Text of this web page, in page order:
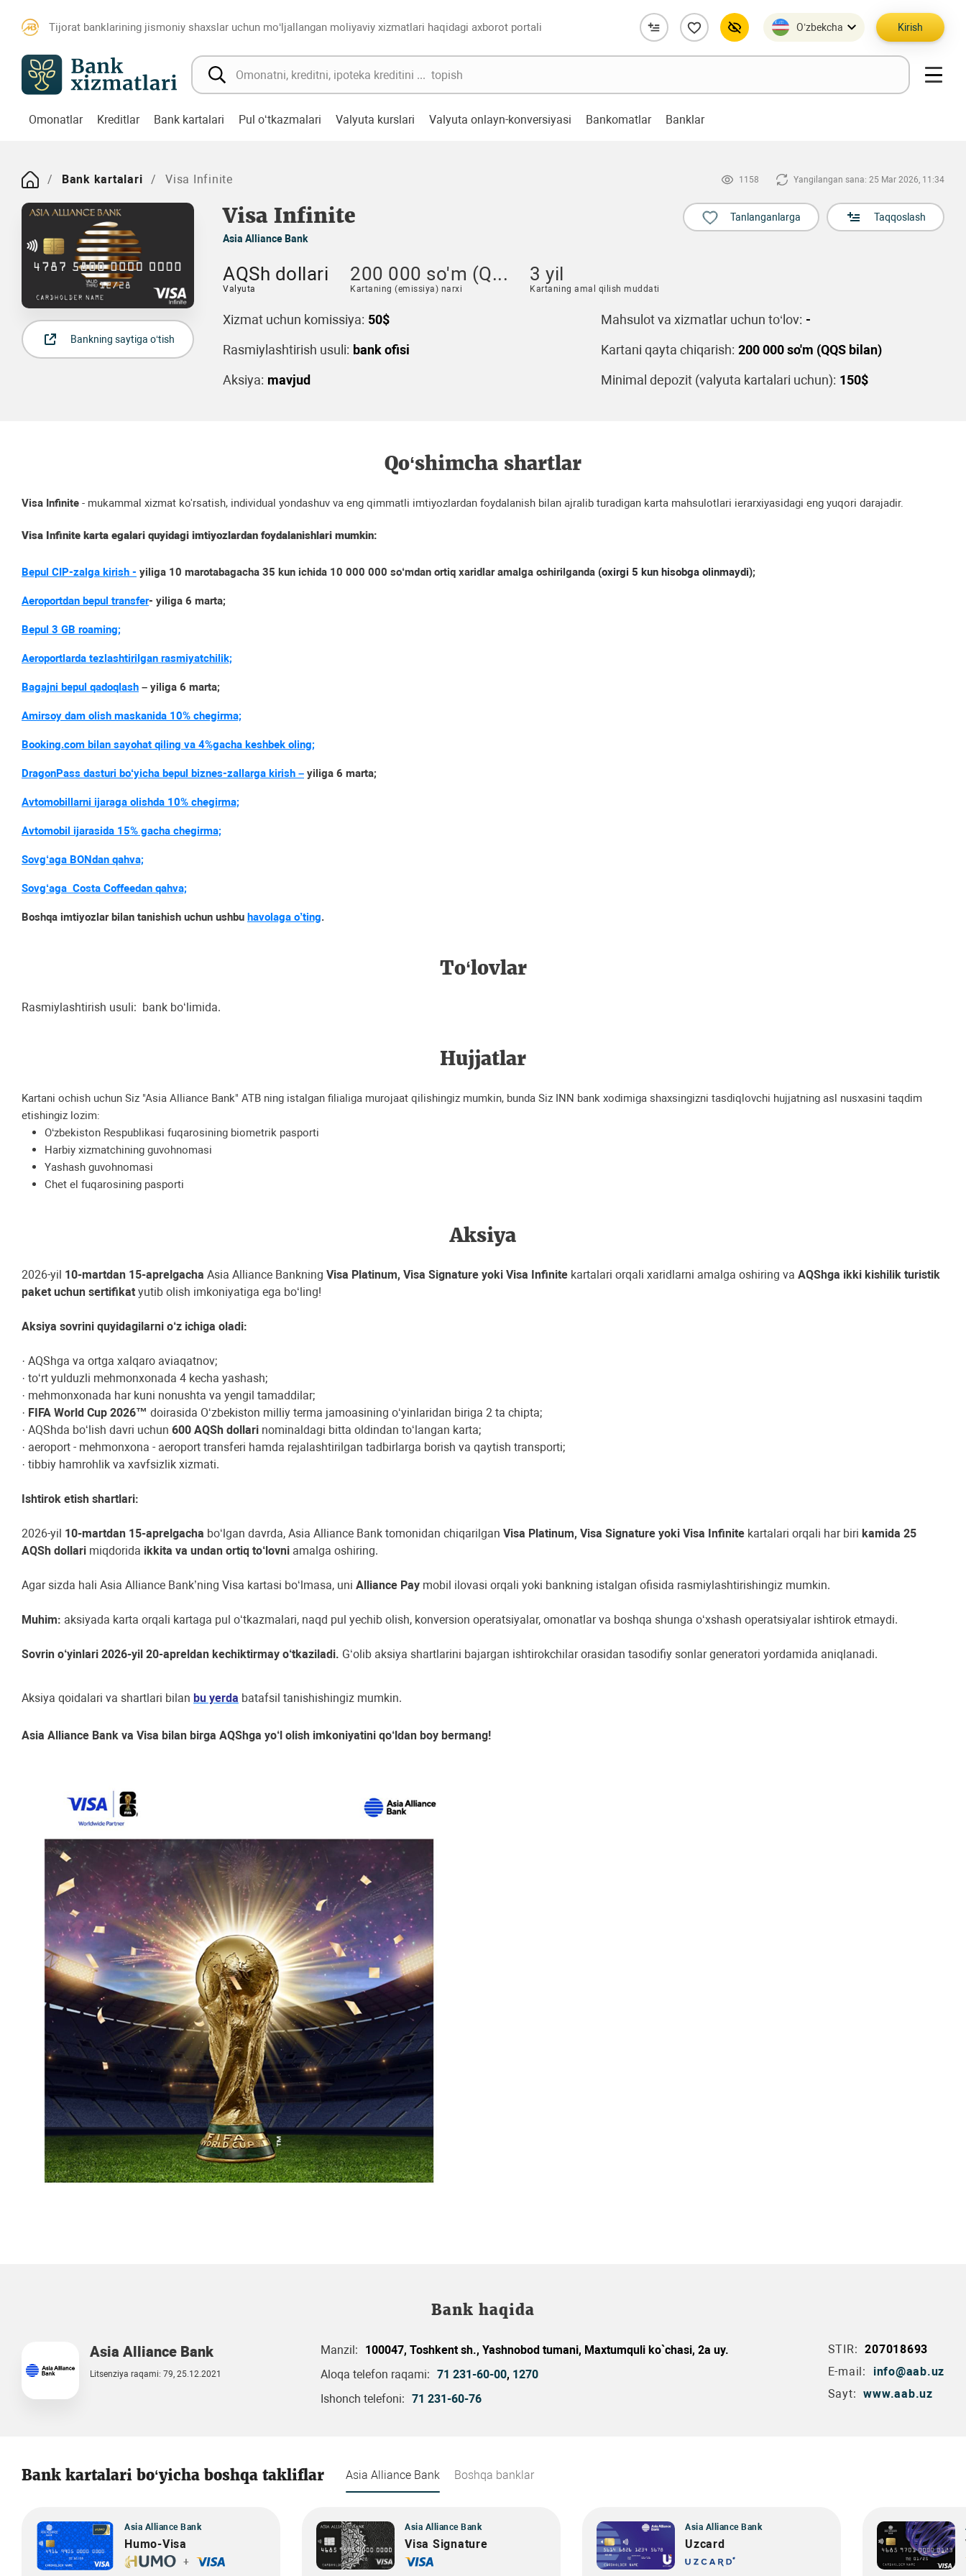
Tijorat banklarining jismoniy shaxslar uchun mo‘ljallangan moliyaviy xizmatlari haqidagi axborot portali O’zbekcha Kirish
Omonatlar Kreditlar Bank kartalari Pul o‘tkazmalari Valyuta kurslari Valyuta onlayn-konversiyasi Bankomatlar Banklar
Bank kartalari Visa Infinite 1158 Yangilangan sana: 25 Mar 2026, 11:34
Visa Infinite
Asia Alliance Bank
Tanlanganlarga Taqqoslash
Bankning saytiga o‘tish
AQSh dollari
Valyuta
200 000 so'm (Q...
Kartaning (emissiya) narxi
3 yil
Kartaning amal qilish muddati
Xizmat uchun komissiya: 50$ Mahsulot va xizmatlar uchun to‘lov: -
Rasmiylashtirish usuli: bank ofisi Kartani qayta chiqarish: 200 000 so'm (QQS bilan)
Aksiya: mavjud Minimal depozit (valyuta kartalari uchun): 150$
Qo‘shimcha shartlar
Visa Infinite - mukammal xizmat ko'rsatish, individual yondashuv va eng qimmatli imtiyozlardan foydalanish bilan ajralib turadigan karta mahsulotlari ierarxiyasidagi eng yuqori darajadir.
Visa Infinite karta egalari quyidagi imtiyozlardan foydalanishlari mumkin:
Bepul CIP-zalga kirish - yiliga 10 marotabagacha 35 kun ichida 10 000 000 so‘mdan ortiq xaridlar amalga oshirilganda (oxirgi 5 kun hisobga olinmaydi);
Aeroportdan bepul transfer- yiliga 6 marta;
Bepul 3 GB roaming;
Aeroportlarda tezlashtirilgan rasmiyatchilik;
Bagajni bepul qadoqlash – yiliga 6 marta;
Amirsoy dam olish maskanida 10% chegirma;
Booking.com bilan sayohat qiling va 4%gacha keshbek oling;
DragonPass dasturi bo‘yicha bepul biznes-zallarga kirish – yiliga 6 marta;
Avtomobillarni ijaraga olishda 10% chegirma;
Avtomobil ijarasida 15% gacha chegirma;
Sovg‘aga BONdan qahva;
Sovg‘aga Costa Coffeedan qahva;
Boshqa imtiyozlar bilan tanishish uchun ushbu havolaga o’ting.
To‘lovlar
Rasmiylashtirish usuli: bank bo‘limida.
Hujjatlar
Kartani ochish uchun Siz "Asia Alliance Bank" ATB ning istalgan filialiga murojaat qilishingiz mumkin, bunda Siz INN bank xodimiga shaxsingizni tasdiqlovchi hujjatning asl nusxasini taqdim
etishingiz lozim:
O‘zbekiston Respublikasi fuqarosining biometrik pasporti
Harbiy xizmatchining guvohnomasi
Yashash guvohnomasi
Chet el fuqarosining pasporti
Aksiya
2026-yil 10-martdan 15-aprelgacha Asia Alliance Bankning Visa Platinum, Visa Signature yoki Visa Infinite kartalari orqali xaridlarni amalga oshiring va AQShga ikki kishilik turistik
paket uchun sertifikat yutib olish imkoniyatiga ega bo‘ling!
Aksiya sovrini quyidagilarni o‘z ichiga oladi:
· AQShga va ortga xalqaro aviaqatnov;
· to‘rt yulduzli mehmonxonada 4 kecha yashash;
· mehmonxonada har kuni nonushta va yengil tamaddilar;
· FIFA World Cup 2026™ doirasida O‘zbekiston milliy terma jamoasining o‘yinlaridan biriga 2 ta chipta;
· AQShda bo‘lish davri uchun 600 AQSh dollari nominaldagi bitta oldindan to‘langan karta;
· aeroport - mehmonxona - aeroport transferi hamda rejalashtirilgan tadbirlarga borish va qaytish transporti;
· tibbiy hamrohlik va xavfsizlik xizmati.
Ishtirok etish shartlari:
2026-yil 10-martdan 15-aprelgacha bo‘lgan davrda, Asia Alliance Bank tomonidan chiqarilgan Visa Platinum, Visa Signature yoki Visa Infinite kartalari orqali har biri kamida 25
AQSh dollari miqdorida ikkita va undan ortiq to‘lovni amalga oshiring.
Agar sizda hali Asia Alliance Bank’ning Visa kartasi bo‘lmasa, uni Alliance Pay mobil ilovasi orqali yoki bankning istalgan ofisida rasmiylashtirishingiz mumkin.
Muhim: aksiyada karta orqali kartaga pul o‘tkazmalari, naqd pul yechib olish, konversion operatsiyalar, omonatlar va boshqa shunga o‘xshash operatsiyalar ishtirok etmaydi.
Sovrin o‘yinlari 2026-yil 20-apreldan kechiktirmay o‘tkaziladi. G‘olib aksiya shartlarini bajargan ishtirokchilar orasidan tasodifiy sonlar generatori yordamida aniqlanadi.
Aksiya qoidalari va shartlari bilan bu yerda batafsil tanishishingiz mumkin.
Asia Alliance Bank va Visa bilan birga AQShga yo‘l olish imkoniyatini qo‘ldan boy bermang!
Bank haqida
Asia Alliance Bank
Litsenziya raqami: 79, 25.12.2021
Manzil:
100047, Toshkent sh., Yashnobod tumani, Maxtumquli ko`chasi, 2a uy.
Aloqa telefon raqami: 71 231-60-00, 1270
Ishonch telefoni: 71 231-60-76
STIR: 207018693
E-mail:
info@aab.uz
Sayt: www.aab.uz
Bank kartalari bo‘yicha boshqa takliflar Asia Alliance Bank Boshqa banklar
Asia Alliance Bank
Humo-Visa
+
Asia Alliance Bank
Visa Signature
Asia Alliance Bank
Uzcard